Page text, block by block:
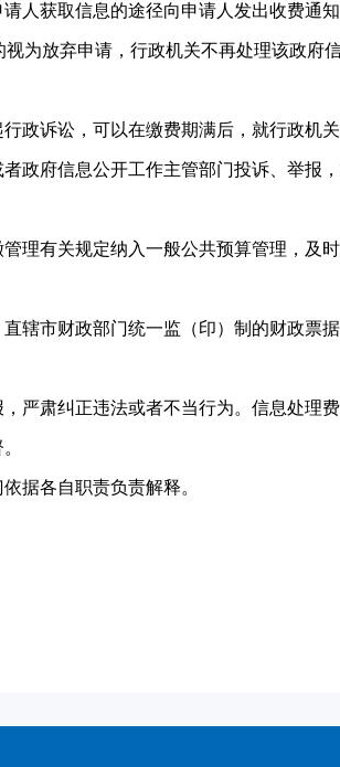
人获取信息的途径向申请人发出收费通
为放弃申请，行政机关不再处理该政府信
政诉讼，可以在缴费期满后，就行政机
政府信息公开工作主管部门投诉、举报，
理有关规定纳入一般公共预算管理，及
辖市财政部门统一监（印）制的财政票据
严肃纠正违法或者不当行为。信息处理
据各自职责负责解释。